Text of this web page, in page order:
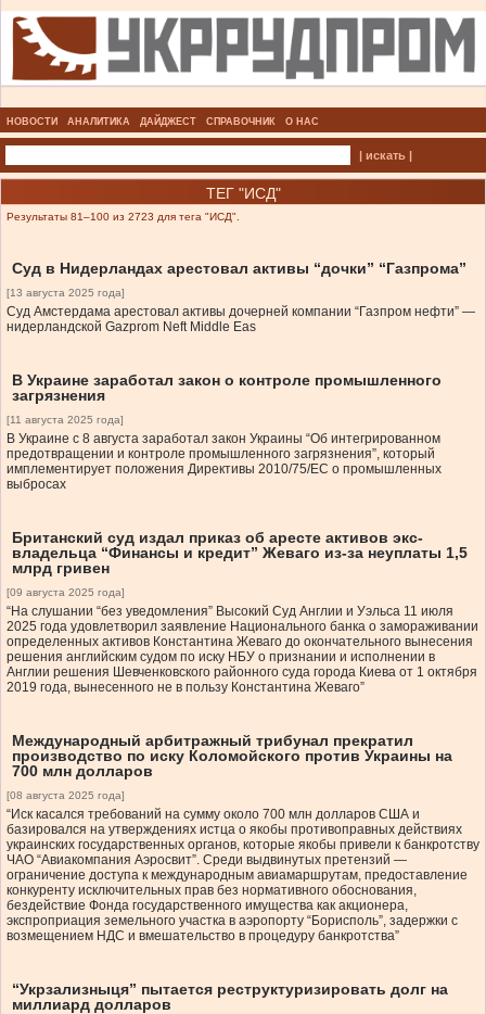
НОВОСТИ АНАЛИТИКА ДАЙДЖЕСТ СПРАВОЧНИК О НАС
| искать |
ТЕГ "ИСД"
Результаты 81–100 из 2723 для тега "ИСД".
Суд в Нидерландах арестовал активы “дочки” “Газпрома”
[13 августа 2025 года]
Суд Амстердама арестовал активы дочерней компании “Газпром нефти” —
нидерландской Gazprom Neft Middle Eas
В Украине заработал закон о контроле промышленного
загрязнения
[11 августа 2025 года]
В Украине с 8 августа заработал закон Украины “Об интегрированном
предотвращении и контроле промышленного загрязнения”, который
имплементирует положения Директивы 2010/75/ЕС о промышленных
выбросах
Британский суд издал приказ об аресте активов экс-
владельца “Финансы и кредит” Жеваго из-за неуплаты 1,5
млрд гривен
[09 августа 2025 года]
“На слушании “без уведомления” Высокий Суд Англии и Уэльса 11 июля
2025 года удовлетворил заявление Национального банка о замораживании
определенных активов Константина Жеваго до окончательного вынесения
решения английским судом по иску НБУ о признании и исполнении в
Англии решения Шевченковского районного суда города Киева от 1 октября
2019 года, вынесенного не в пользу Константина Жеваго”
Международный арбитражный трибунал прекратил
производство по иску Коломойского против Украины на
700 млн долларов
[08 августа 2025 года]
“Иск касался требований на сумму около 700 млн долларов США и
базировался на утверждениях истца о якобы противоправных действиях
украинских государственных органов, которые якобы привели к банкротству
ЧАО “Авиакомпания Аэросвит”. Среди выдвинутых претензий —
ограничение доступа к международным авиамаршрутам, предоставление
конкуренту исключительных прав без нормативного обоснования,
бездействие Фонда государственного имущества как акционера,
экспроприация земельного участка в аэропорту “Борисполь”, задержки с
возмещением НДС и вмешательство в процедуру банкротства”
“Укрзализныця” пытается реструктуризировать долг на
миллиард долларов